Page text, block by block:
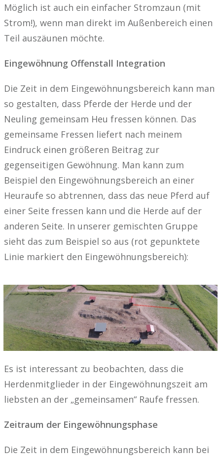
Möglich ist auch ein einfacher Stromzaun (mit
Strom!), wenn man direkt im Außenbereich einen
Teil auszäunen möchte.
Eingewöhnung Offenstall Integration
Die Zeit in dem Eingewöhnungsbereich kann man
so gestalten, dass Pferde der Herde und der
Neuling gemeinsam Heu fressen können. Das
gemeinsame Fressen liefert nach meinem
Eindruck einen größeren Beitrag zur
gegenseitigen Gewöhnung. Man kann zum
Beispiel den Eingewöhnungsbereich an einer
Heuraufe so abtrennen, dass das neue Pferd auf
einer Seite fressen kann und die Herde auf der
anderen Seite. In unserer gemischten Gruppe
sieht das zum Beispiel so aus (rot gepunktete
Linie markiert den Eingewöhnungsbereich):
Es ist interessant zu beobachten, dass die
Herdenmitglieder in der Eingewöhnungszeit am
liebsten an der „gemeinsamen“ Raufe fressen.
Zeitraum der Eingewöhnungsphase
Die Zeit in dem Eingewöhnungsbereich kann bei